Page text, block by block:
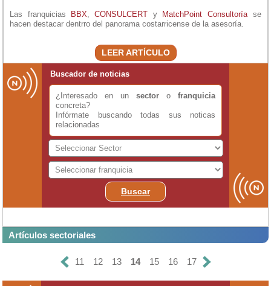
Las franquicias BBX CONSULCERT y MatchPoint Consultoría se
hacen destacar dentrro del panorama costarricense de la asesoría.
LEER ARTÍCULO
Buscador de noticias
¿Interesado en un sector o franquicia
concreta?
Infórmate buscando todas sus noticas
relacionadas
Buscar
Artículos sectoriales
11 12 13 14 15 16 17